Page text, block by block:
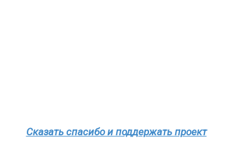
Сказать спасибо и поддержать проект